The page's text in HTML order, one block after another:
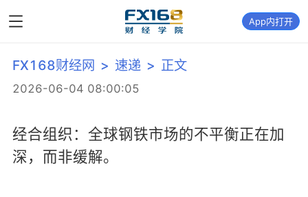
App内打开
FX168财经网 > 速递 > 正文
2026-06-04 08:00:05
经合组织：全球钢铁市场的不平衡正在加
深，而非缓解。